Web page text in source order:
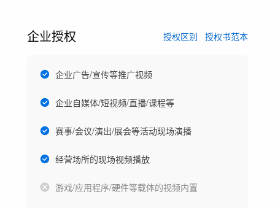
企业授权 授权区别 授权书范本
企业广告/宣传等推广视频
企业自媒体/短视频/直播/课程等
赛事/会议/演出/展会等活动现场演播
经营场所的现场视频播放
游戏/应用程序/硬件等载体的视频内置